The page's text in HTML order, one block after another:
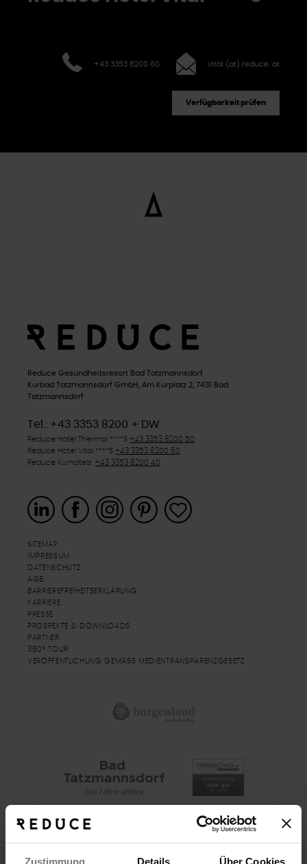
Zustimmung Details Über Cookies
+43 3353 8200 60 vital (at) reduce. at
Verfügbarkeit prüfen
Reduce Gesundheitsresort Bad Tatzmannsdorf
Kurbad Tatzmannsdorf GmbH, Am Kurplatz 2, 7431 Bad
Tatzmannsdorf
Tel.: +43 3353 8200 + DW
Reduce Hotel Thermal ****S +43 3353 8200 50
Reduce Hotel Vital ****S +43 3353 8200 60
Reduce Kurhotels +43 3353 8200 40
SITEMAP
IMPRESSUM
DATENSCHUTZ
AGB
BARRIEREFREIHEITSERKLÄRUNG
KARRIERE
PRESSE
PROSPEKTE & DOWNLOADS
PARTNER
360° TOUR
VERÖFFENTLICHUNG GEMÄSS MEDIENTRANSPARENZGESETZ